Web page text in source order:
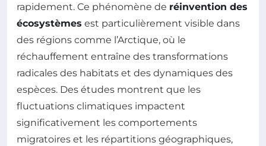
rapidement. Ce phénomène de réinvention des
écosystèmes est particulièrement visible dans
des régions comme l’Arctique, où le
réchauffement entraîne des transformations
radicales des habitats et des dynamiques des
espèces. Des études montrent que les
fluctuations climatiques impactent
significativement les comportements
migratoires et les répartitions géographiques,